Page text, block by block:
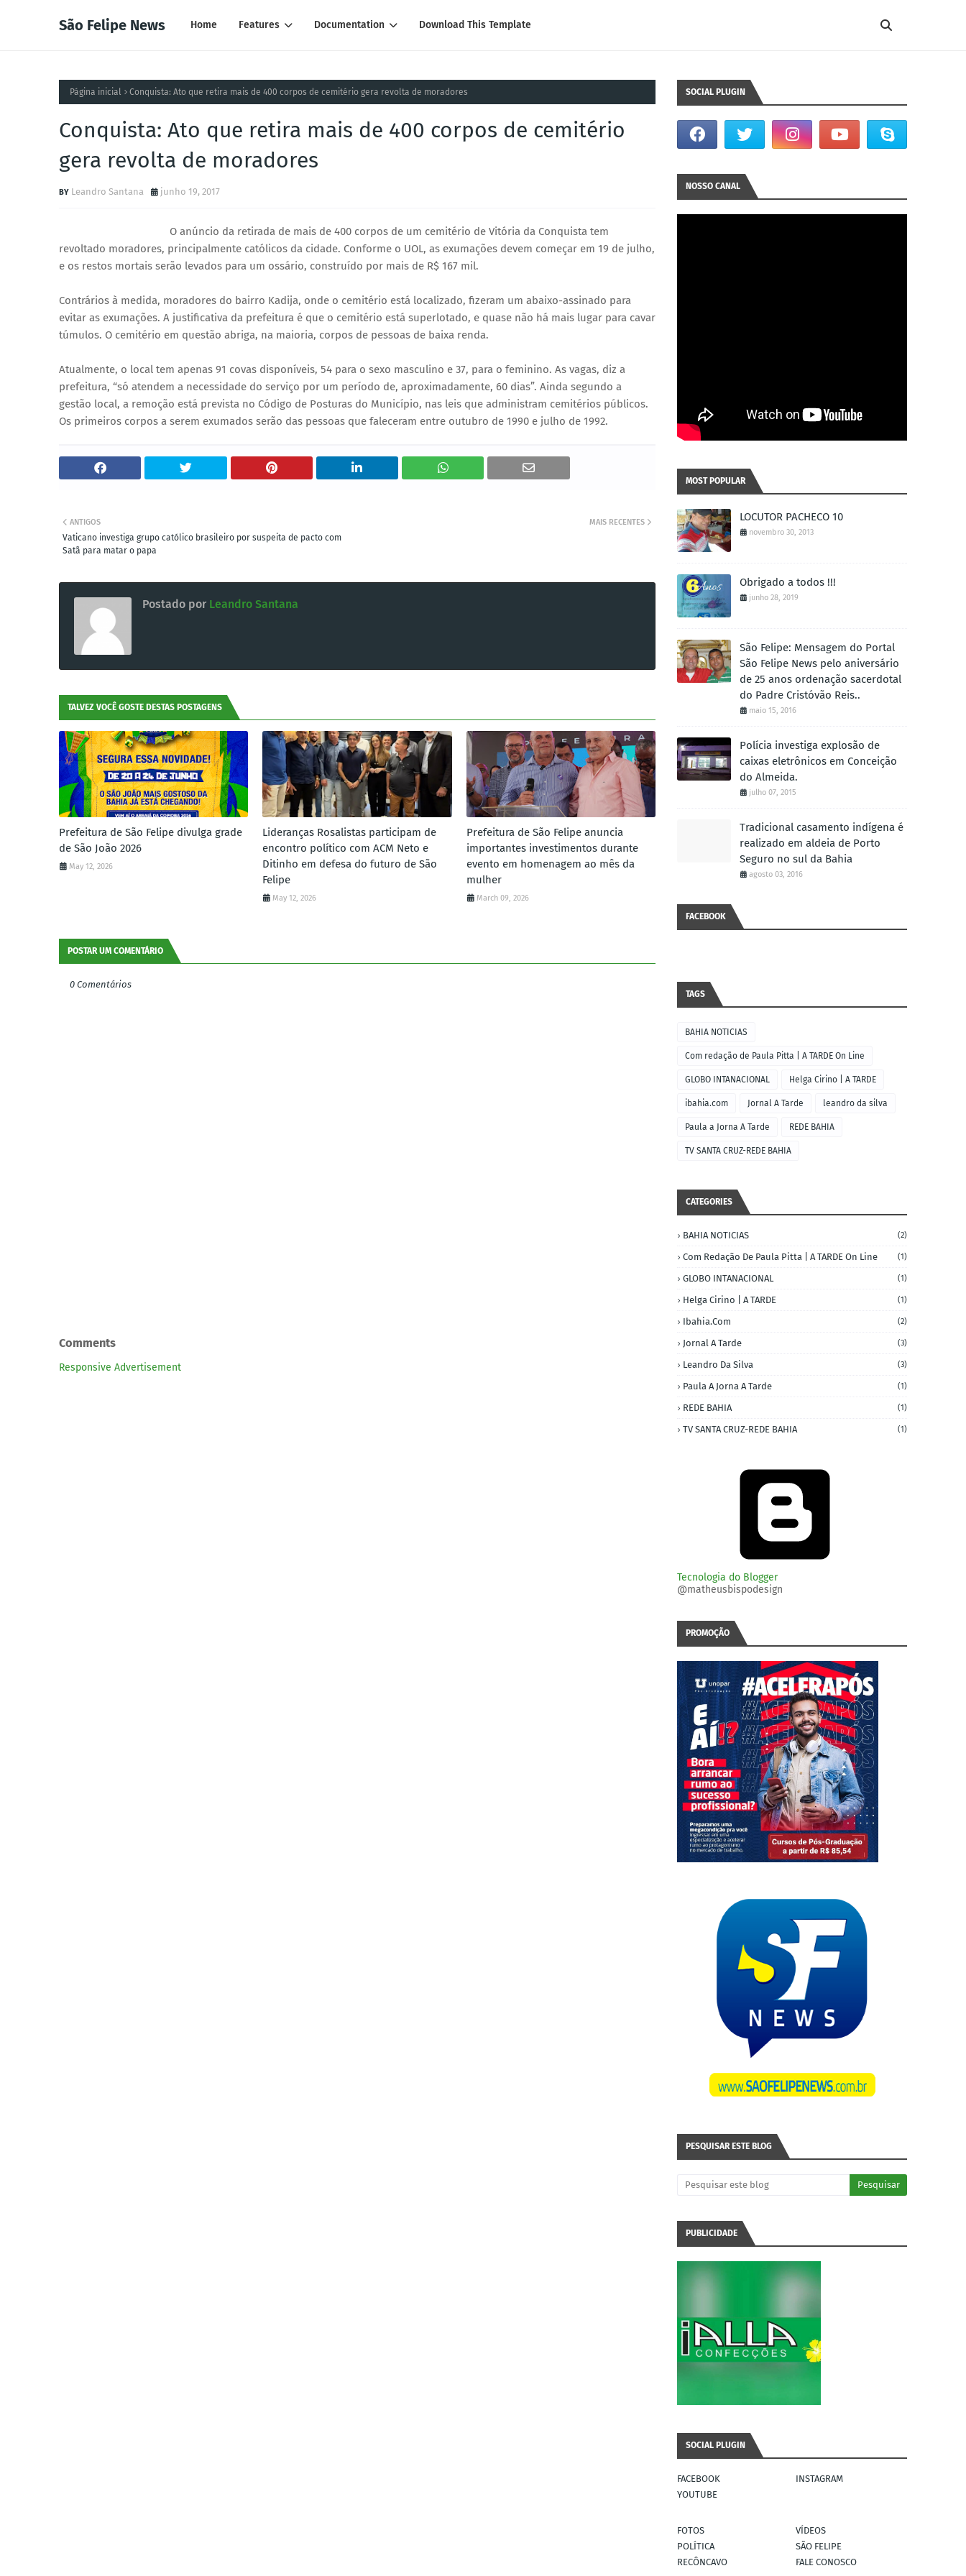
São Felipe News Home Features Documentation Download This Template
Página inicial Conquista: Ato que retira mais de 400 corpos de cemitério gera revolta de moradores
Conquista: Ato que retira mais de 400 corpos de cemitério
gera revolta de moradores
Leandro Santana junho 19, 2017
O anúncio da retirada de mais de 400 corpos de um cemitério de Vitória da Conquista tem
revoltado moradores, principalmente católicos da cidade. Conforme o UOL, as exumações devem começar em 19 de julho,
e os restos mortais serão levados para um ossário, construído por mais de R$ 167 mil.
Contrários à medida, moradores do bairro Kadija, onde o cemitério está localizado, fizeram um abaixo-assinado para
evitar as exumações. A justificativa da prefeitura é que o cemitério está superlotado, e quase não há mais lugar para cavar
túmulos. O cemitério em questão abriga, na maioria, corpos de pessoas de baixa renda.
Atualmente, o local tem apenas 91 covas disponíveis, 54 para o sexo masculino e 37, para o feminino. As vagas, diz a
prefeitura, “só atendem a necessidade do serviço por um período de, aproximadamente, 60 dias”. Ainda segundo a
gestão local, a remoção está prevista no Código de Posturas do Município, nas leis que administram cemitérios públicos.
Os primeiros corpos a serem exumados serão das pessoas que faleceram entre outubro de 1990 e julho de 1992.
MAIS RECENTES
ANTIGOS
Vaticano investiga grupo católico brasileiro por suspeita de pacto com
Satã para matar o papa
Postado por Leandro Santana
TALVEZ VOCÊ GOSTE DESTAS POSTAGENS
Prefeitura de São Felipe divulga grade
de São João 2026
May 12, 2026
Lideranças Rosalistas participam de
encontro político com ACM Neto e
Ditinho em defesa do futuro de São
Felipe
May 12, 2026
Prefeitura de São Felipe anuncia
importantes investimentos durante
evento em homenagem ao mês da
mulher
March 09, 2026
POSTAR UM COMENTÁRIO
0 Comentários
Comments
Responsive Advertisement
SOCIAL PLUGIN
NOSSO CANAL
MOST POPULAR
LOCUTOR PACHECO 10
novembro 30, 2013
Obrigado a todos !!!
junho 28, 2019
São Felipe: Mensagem do Portal
São Felipe News pelo aniversário
de 25 anos ordenação sacerdotal
do Padre Cristóvão Reis..
maio 15, 2016
Polícia investiga explosão de
caixas eletrônicos em Conceição
do Almeida.
julho 07, 2015
Tradicional casamento indígena é
realizado em aldeia de Porto
Seguro no sul da Bahia
agosto 03, 2016
FACEBOOK
TAGS
BAHIA NOTICIAS
Com redação de Paula Pitta | A TARDE On Line
GLOBO INTANACIONAL Helga Cirino | A TARDE
ibahia.com Jornal A Tarde leandro da silva
Paula a Jorna A Tarde REDE BAHIA
TV SANTA CRUZ-REDE BAHIA
CATEGORIES
BAHIA NOTICIAS (2)
Com Redação De Paula Pitta | A TARDE On Line (1)
GLOBO INTANACIONAL (1)
Helga Cirino | A TARDE (1)
Ibahia.com (2)
Jornal A Tarde (3)
Leandro Da Silva (3)
Paula A Jorna A Tarde (1)
REDE BAHIA (1)
TV SANTA CRUZ-REDE BAHIA (1)
Tecnologia do Blogger
@matheusbispodesign
PROMOÇÃO
PESQUISAR ESTE BLOG
PUBLICIDADE
SOCIAL PLUGIN
FACEBOOK
INSTAGRAM
YOUTUBE
FOTOS
VÍDEOS
POLÍTICA
SÃO FELIPE
RECÔNCAVO
FALE CONOSCO